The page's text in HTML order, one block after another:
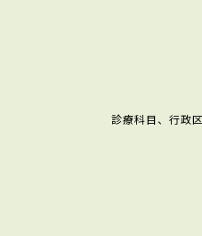
診療科目、行政